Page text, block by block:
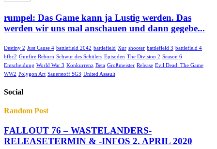
rumpel: Das Game kann ja Lustig werden. Das
werden wir uns mal anschauen und dann gegebe...
Destiny 2 Just Cause 4 battlefield 2042 battlefield Xur shooter battlefield 3 battlefield 4
bfbc2 Gunfire Reborn Schwur des Schülers Episoden The Division 2 Season 6
Entscheidung World War 3 Konkurrenz Beta Großmeister Release Evil Dead: The Game
WW2 Polygon Art Sauerstoff SG3 United Assault
Social
Random Post
FALLOUT 76 – WASTELANDERS-
RELEASETERMIN & -INFOS 2. APRIL 2020